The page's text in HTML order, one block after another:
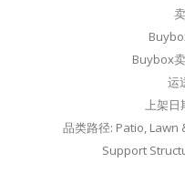
Buybox
运
上架日
品类路径: Patio,
Support